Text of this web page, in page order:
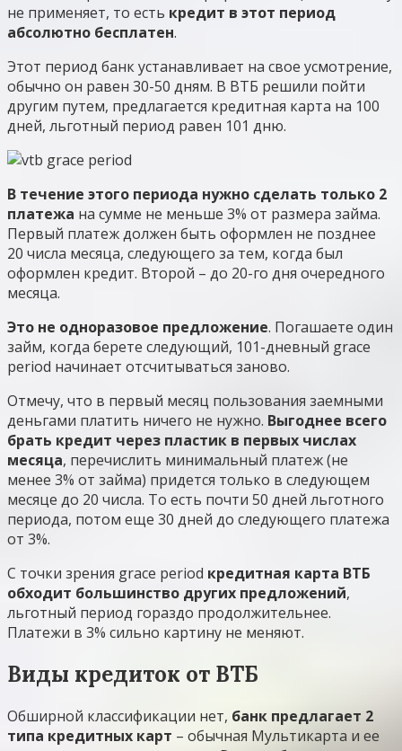
не применяет, то есть кредит в этот период
абсолютно бесплатен.
Этот период банк устанавливает на свое усмотрение,
обычно он равен 30-50 дням. В ВТБ решили пойти
другим путем, предлагается кредитная карта на 100
дней, льготный период равен 101 дню.
В течение этого периода нужно сделать только 2
платежа на сумме не меньше 3% от размера займа.
Первый платеж должен быть оформлен не позднее
20 числа месяца, следующего за тем, когда был
оформлен кредит. Второй – до 20-го дня очередного
месяца.
Это не одноразовое предложение. Погашаете один
займ, когда берете следующий, 101-дневный grace
period начинает отсчитываться заново.
Отмечу, что в первый месяц пользования заемными
деньгами платить ничего не нужно. Выгоднее всего
брать кредит через пластик в первых числах
месяца, перечислить минимальный платеж (не
менее 3% от займа) придется только в следующем
месяце до 20 числа. То есть почти 50 дней льготного
периода, потом еще 30 дней до следующего платежа
от 3%.
С точки зрения grace period кредитная карта ВТБ
обходит большинство других предложений,
льготный период гораздо продолжительнее.
Платежи в 3% сильно картину не меняют.
Виды кредиток от ВТБ
Обширной классификации нет, банк предлагает 2
типа кредитных карт – обычная Мультикарта и ее